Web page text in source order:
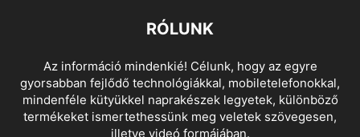
RÓLUNK
Az információ mindenkié! Célunk, hogy az egyre
gyorsabban fejlődő technológiákkal, mobiletelefonokkal,
mindenféle kütyükkel naprakészek legyetek, különböző
termékeket ismertethessünk meg veletek szövegesen,
illetve videó formájában.